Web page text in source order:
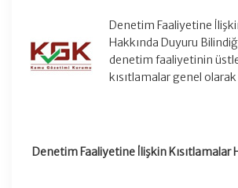
Denetim Faaliyetine
Hakkında Duyuru
denetim faaliyetinin
kısıtlamalar genel
Denetim Faaliyetine İlişkin Kısıtlamalar